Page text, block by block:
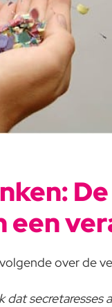
een
over de
dat